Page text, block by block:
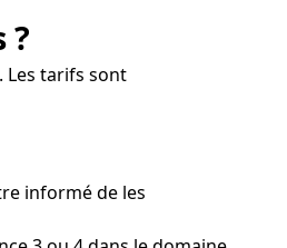
?
Les tarifs sont
informé de les